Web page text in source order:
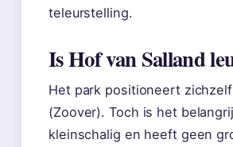
teleurstelling.
Is Hof van Salland
Het park positioneert
(Zoover). Toch is het
kleinschalig en heeft geen